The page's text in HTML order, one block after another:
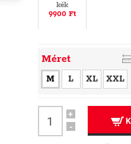
kék
9900 Ft
Méret
M L XL XXL
+
-